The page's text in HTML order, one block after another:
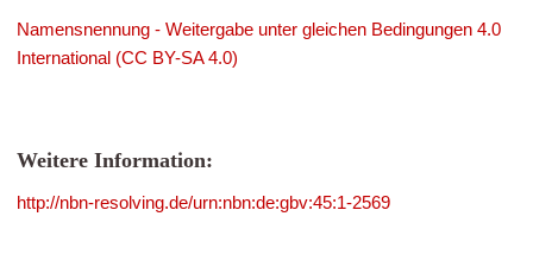
Namensnennung - Weitergabe unter gleichen Bedingungen 4.0
International (CC BY-SA 4.0)
Weitere Information:
http://nbn-resolving.de/urn:nbn:de:gbv:45:1-2569